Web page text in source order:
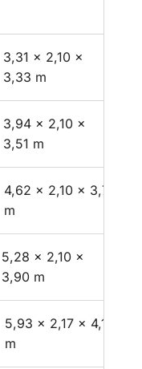
3,31 x 2,10 x
3,33 m
3,94 x 2,10 x
3,51 m
4,62 x 2,10 x 3,71
m
5,28 x 2,10 x
3,90 m
5,93 x 2,17 x 4,17
m